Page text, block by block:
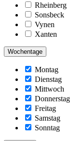
Rheinberg
Sonsbeck
Vynen
Xanten
Wochentage
Montag
Dienstag
Mittwoch
Donnerstag
Freitag
Samstag
Sonntag